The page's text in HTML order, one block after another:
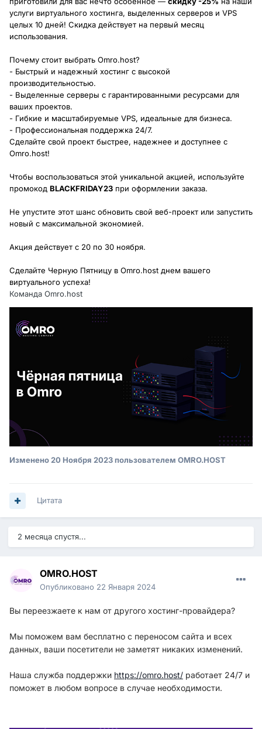
услуги виртуального хостинга, выделенных серверов и VPS
целых 10 дней! Скидка действует на первый месяц
использования.
Почему стоит выбрать Omro.host?
- Быстрый и надежный хостинг с высокой
производительностью.
- Выделенные серверы с гарантированными ресурсами для
ваших проектов.
- Гибкие и масштабируемые VPS, идеальные для бизнеса.
- Профессиональная поддержка 24/7.
Сделайте свой проект быстрее, надежнее и доступнее с
Omro.host!
Чтобы воспользоваться этой уникальной акцией, используйте
промокод BLACKFRIDAY23 при оформлении заказа.
Не упустите этот шанс обновить свой веб-проект или запустить
новый с максимальной экономией.
Акция действует с 20 по 30 ноября.
Сделайте Черную Пятницу в Omro.host днем вашего
виртуального успеха!
Команда Omro.host
Изменено 20 Ноября 2023пользователем OMRO.HOST
Цитата
2 месяца спустя...
OMRO.HOST
Опубликовано 22 Января 2024
Вы переезжаете к нам от другого хостинг-провайдера?
Мы поможем вам бесплатно с переносом сайта и всех
данных, ваши посетители не заметят никаких изменений.
Наша служба поддержки https://omro.host/ работает 24/7 и
поможет в любом вопросе в случае необходимости.